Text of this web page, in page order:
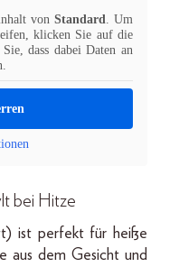
von Standard
. Um
klicken Sie auf die
dass dabei Daten an
bei Hitze
ist perfekt für heiße
aus dem Gesicht und